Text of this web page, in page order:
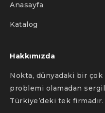
Anasayfa
Katalog
Hakkımızda
Nokta, dünyadaki bir
problemi olamadan
Türkiye’deki tek firmadır.